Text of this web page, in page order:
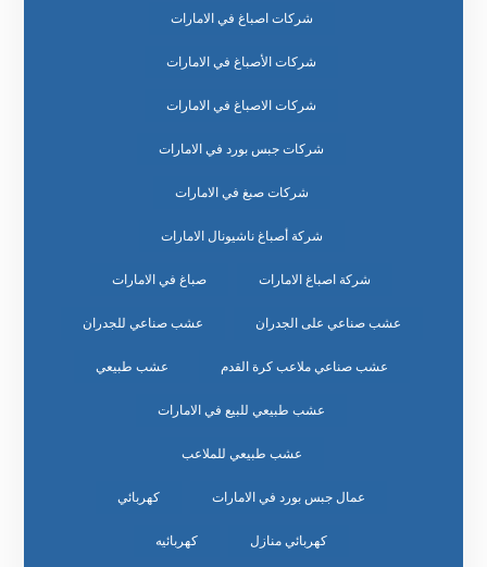
شركات اصباغ في الامارات
شركات الأصباغ في الامارات
شركات الاصباغ في الامارات
شركات جبس بورد في الامارات
شركات صبغ في الامارات
شركة أصباغ ناشيونال الامارات
شركة اصباغ الامارات صباغ في الامارات
عشب صناعي على الجدران عشب صناعي للجدران
عشب صناعي ملاعب كرة القدم عشب طبيعي
عشب طبيعي للبيع في الامارات
عشب طبيعي للملاعب
عمال جبس بورد في الامارات كهربائي
كهربائي منازل كهربائيه